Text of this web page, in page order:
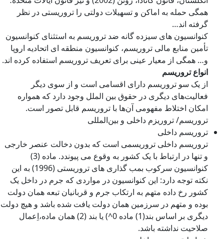
همگی حمله به اماکن و تسهیلات دولتی را تروریستی در نظر
گرفته اند…
کنوانسیون های سیزده گانه ضد تروریسم به استثنای کنوانسیون
تأمین منابع مالی تروریسم، کنوانسیون منطقه ای اتحادیه اروپا
و… همگی از معیار عینی برای تعریف تروریسم استفاده کرده اند.
انواع تروریسم
از یک سو تروریسم دارای اقسامی است و از سوی دیگر
فعالیت‌های دیگری در حقوق بین الملل وجود دارد که همواره
امکان اختلاط مفهومی آن‌ها با تروریسم قابل تصور است.
تروریسم/ تروریزم داخلی و بین‌المللی
تروریسم داخلی
تروریسم داخلی تروریسمی است که بدون دخالت عنصر خارجی
و تنها در ارتباط با یک کشور به وقوع می پیوندد. ماده (3)
کنوانسیون سرکوب بمب گذاری های تروریستی (1996) به این
نکته توجه دارد: این کنوانسیون در مواردی که جرم در داخل یک
کشور رخ داده متهم به ارتکاب جرم و قربانیان تبعه همان دولت
بوده و متهم در سرزمین همان دولت یافت شده باشد و هیچ دولت
دیگری بر اساس بند(1) ماده 0^) یا بند (2) همان ماده،اِعمال
صلاحیت نداشته باشد.